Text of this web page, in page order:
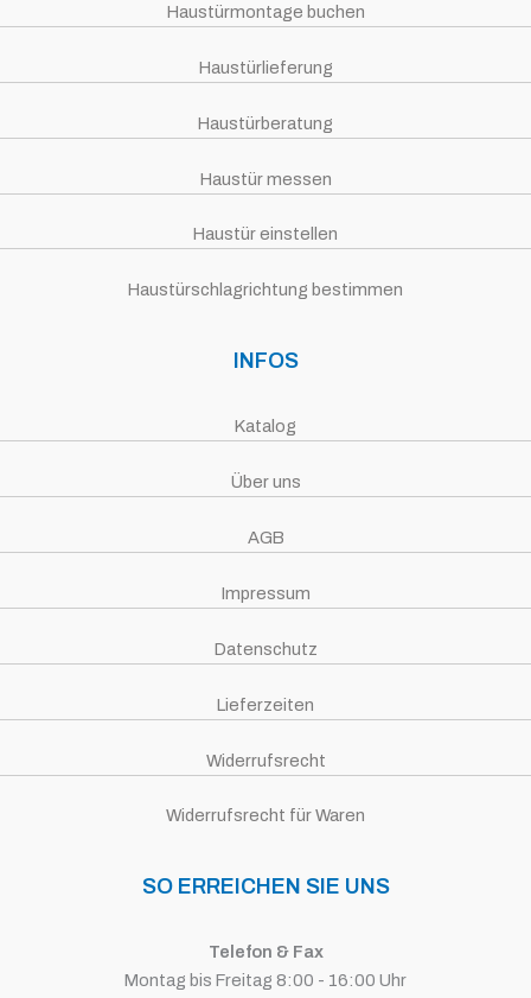
Haustürmontage buchen
Haustürlieferung
Haustürberatung
Haustür messen
Haustür einstellen
Haustürschlagrichtung bestimmen
INFOS
Katalog
Über uns
AGB
Impressum
Datenschutz
Lieferzeiten
Widerrufsrecht
Widerrufsrecht für Waren
SO ERREICHEN SIE UNS
Telefon & Fax
Montag bis Freitag 8:00 - 16:00 Uhr